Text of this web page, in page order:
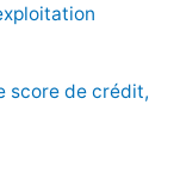
score de crédit,